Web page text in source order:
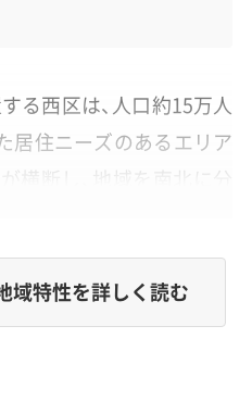
る西区は、人口約15万人
居住ニーズのあるエリア
横断し、地域を南北に分
武新町周辺で再開発が進
辺には城下町の歴史的な
域特性を詳しく読む